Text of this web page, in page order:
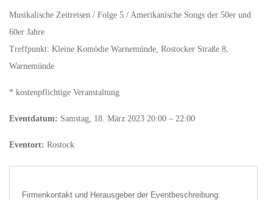
Musikalische Zeitreisen / Folge 5 / Amerikanische Songs der 50er und
60er Jahre
Treffpunkt: Kleine Komödie Warnemünde, Rostocker Straße 8,
Warnemünde
* kostenpflichtige Veranstaltung
Eventdatum: Samstag, 18. März 2023 20:00 – 22:00
Eventort: Rostock
Firmenkontakt und Herausgeber der Eventbeschreibung: